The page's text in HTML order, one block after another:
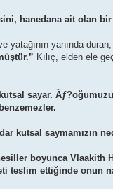
hanedana ait olan bir
yatağının yanında
Kılıç, elden ele
sayar.
kutsal saymamızın
boyunca Vlaakith
teslim ettiğinde onun